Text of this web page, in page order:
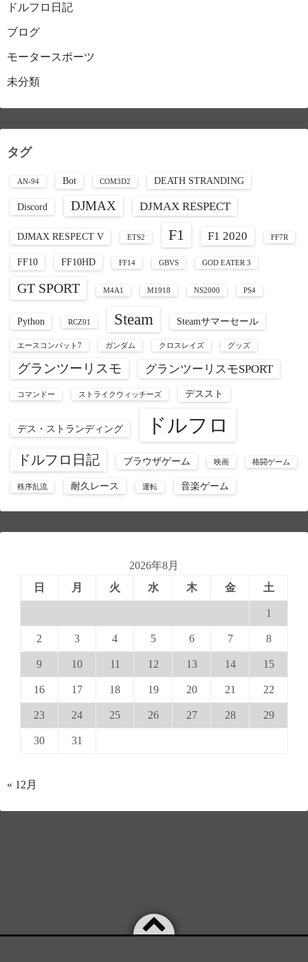
ドルフロ日記
ブログ
モータースポーツ
未分類
タグ
AN-94 Bot COM3D2 DEATH STRANDING
Discord DJMAX DJMAX RESPECT
DJMAX RESPECT V ETS2 F1 F1 2020 FF7R
FF10 FF10HD FF14 GBVS GOD EATER 3
GT SPORT M4A1 M1918 NS2000 PS4
Python RCZ01 Steam Steamサマーセール
エースコンバット7 ガンダム クロスレイズ グッズ
グランツーリスモ グランツーリスモSPORT
コマンドー ストライクウィッチーズ デススト
デス・ストランディング ドルフロ
ドルフロ日記 ブラウザゲーム 映画 格闘ゲーム
秩序乱流 耐久レース 運転 音楽ゲーム
2026年8月
日
月 火 水 木 金 土
1
2 3 4 5 6 7 8
9 10 11 12 13 14 15
16 17 18 19 20 21 22
23 24 25 26 27 28 29
30 31
« 12月